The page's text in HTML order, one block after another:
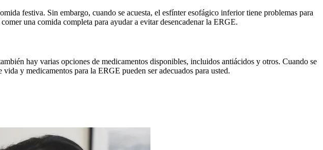
festiva. Sin embargo, cuando se acuesta, el esfínter esofágico inferior tiene problemas para
una comida completa para ayudar a evitar desencadenar la ERGE.
hay varias opciones de medicamentos disponibles, incluidos antiácidos y otros. Cuando se
y medicamentos para la ERGE pueden ser adecuados para usted.